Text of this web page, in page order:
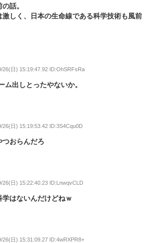
話。
しく、日本の生命線である科学技術も風前
26(日) 15:19:47.92 ID:OhSRFsRa
ム出しとったやないか。
26(日) 15:19:53.42 ID:3S4Cqu0D
つおらんだろ
26(日) 15:22:40.23 ID:LnwqvCLD
はないんだけどねｗ
26(日) 15:31:09.27 ID:4wRXPR8+